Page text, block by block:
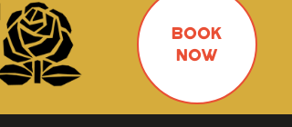
BOOK
NOW